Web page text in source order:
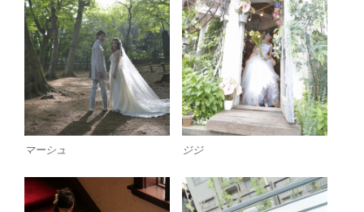
マーシュ ジジ